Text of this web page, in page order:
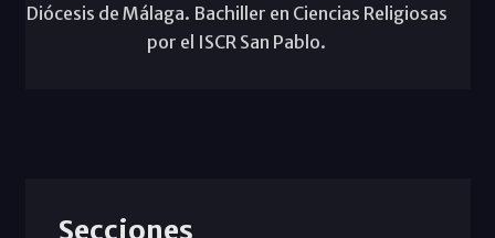
Diócesis de Málaga. Bachiller en Ciencias Religiosas
por el ISCR San Pablo.
Secciones